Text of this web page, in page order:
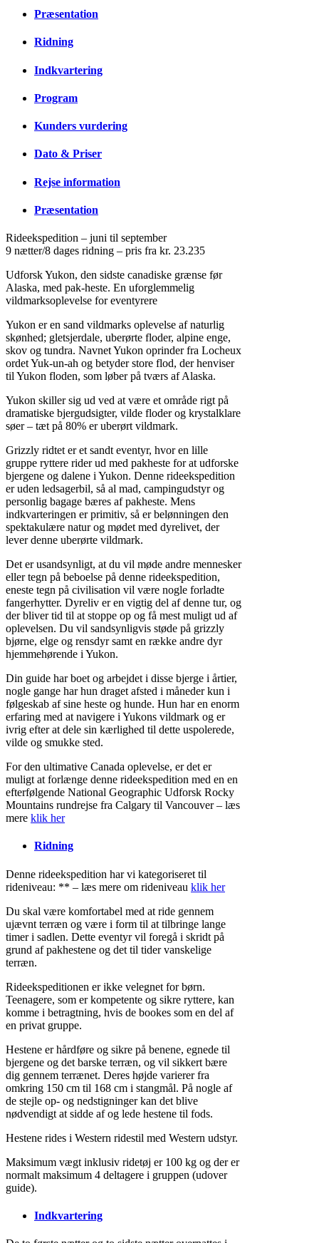
Præsentation
Ridning
Indkvartering
Program
Kunders vurdering
Dato & Priser
Rejse information
Præsentation
Rideekspedition – juni til september
9 nætter/8 dages ridning – pris fra kr. 23.235
Udforsk Yukon, den sidste canadiske grænse før
Alaska, med pak-heste. En uforglemmelig
vildmarksoplevelse for eventyrere
Yukon er en sand vildmarks oplevelse af naturlig
skønhed; gletsjerdale, uberørte floder, alpine enge,
skov og tundra. Navnet Yukon oprinder fra Locheux
ordet Yuk-un-ah og betyder store flod, der henviser
til Yukon floden, som løber på tværs af Alaska.
Yukon skiller sig ud ved at være et område rigt på
dramatiske bjergudsigter, vilde floder og krystalklare
søer – tæt på 80% er uberørt vildmark.
Grizzly ridtet er et sandt eventyr, hvor en lille
gruppe ryttere rider ud med pakheste for at udforske
bjergene og dalene i Yukon. Denne rideekspedition
er uden ledsagerbil, så al mad, campingudstyr og
personlig bagage bæres af pakheste. Mens
indkvarteringen er primitiv, så er belønningen den
spektakulære natur og mødet med dyrelivet, der
lever denne uberørte vildmark.
Det er usandsynligt, at du vil møde andre mennesker
eller tegn på beboelse på denne rideekspedition,
eneste tegn på civilisation vil være nogle forladte
fangerhytter. Dyreliv er en vigtig del af denne tur, og
der bliver tid til at stoppe op og få mest muligt ud af
oplevelsen. Du vil sandsynligvis støde på grizzly
bjørne, elge og rensdyr samt en række andre dyr
hjemmehørende i Yukon.
Din guide har boet og arbejdet i disse bjerge i årtier,
nogle gange har hun draget afsted i måneder kun i
følgeskab af sine heste og hunde. Hun har en enorm
erfaring med at navigere i Yukons vildmark og er
ivrig efter at dele sin kærlighed til dette uspolerede,
vilde og smukke sted.
For den ultimative Canada oplevelse, er det er
muligt at forlænge denne rideekspedition med en en
efterfølgende National Geographic Udforsk Rocky
Mountains rundrejse fra Calgary til Vancouver – læs
mere klik her
Ridning
Denne rideekspedition har vi kategoriseret til
rideniveau: ** – læs mere om rideniveau klik her
Du skal være komfortabel med at ride gennem
ujævnt terræn og være i form til at tilbringe lange
timer i sadlen. Dette eventyr vil foregå i skridt på
grund af pakhestene og det til tider vanskelige
terræn.
Rideekspeditionen er ikke velegnet for børn.
Teenagere, som er kompetente og sikre ryttere, kan
komme i betragtning, hvis de bookes som en del af
en privat gruppe.
Hestene er hårdføre og sikre på benene, egnede til
bjergene og det barske terræn, og vil sikkert bære
dig gennem terrænet. Deres højde varierer fra
omkring 150 cm til 168 cm i stangmål. På nogle af
de stejle op- og nedstigninger kan det blive
nødvendigt at sidde af og lede hestene til fods.
Hestene rides i Western ridestil med Western udstyr.
Maksimum vægt inklusiv ridetøj er 100 kg og der er
normalt maksimum 4 deltagere i gruppen (udover
guide).
Indkvartering